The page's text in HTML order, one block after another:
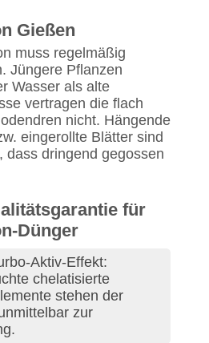
Gießen
muss regelmäßig
Jüngere Pflanzen
Wasser als alte
vertragen die flach
nicht. Hängende
eingerollte Blätter sind
dass dringend gegossen
für
Dünger
Aktiv-Effekt:
chelatisierte
stehen der
zur